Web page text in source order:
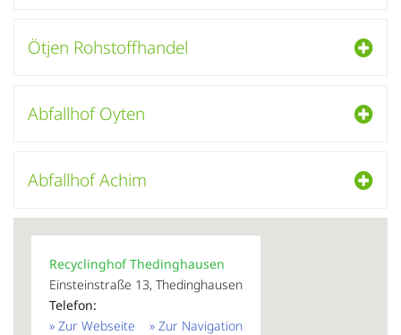
Ötjen Rohstoffhandel
Abfallhof Oyten
Abfallhof Achim
Recyclinghof Thedinghausen
Einsteinstraße 13, Thedinghausen
Telefon:
» Zur Navigation
» Zur Webseite